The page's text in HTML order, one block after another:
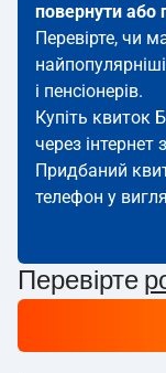
повернути або
Перевірте, чи
і пенсіонерів.
Купіть квиток
через інтернет з
Придбаний
телефон у
Перевірте